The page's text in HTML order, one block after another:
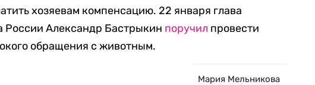
хозяевам компенсацию. 22 января глава
России Александр Бастрыкин поручил провести
обращения с животным.
Мария Мельникова